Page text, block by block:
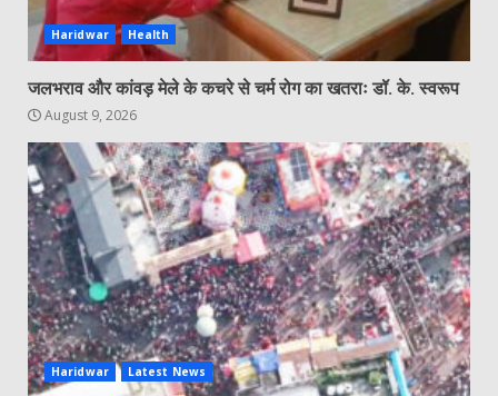
Haridwar Health
जलभराव और कांवड़ मेले के कचरे से चर्म रोग का खतराः डॉ. के. स्वरूप
August 9, 2026
Haridwar Latest News